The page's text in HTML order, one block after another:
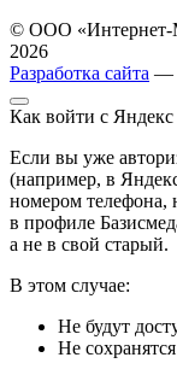
© ООО «Интернет-
2026
Разработка сайта —
Как войти с
Если вы уже
(например, в
номером
в профиле
а не в свой старый.
В этом случае:
Не будут
Не